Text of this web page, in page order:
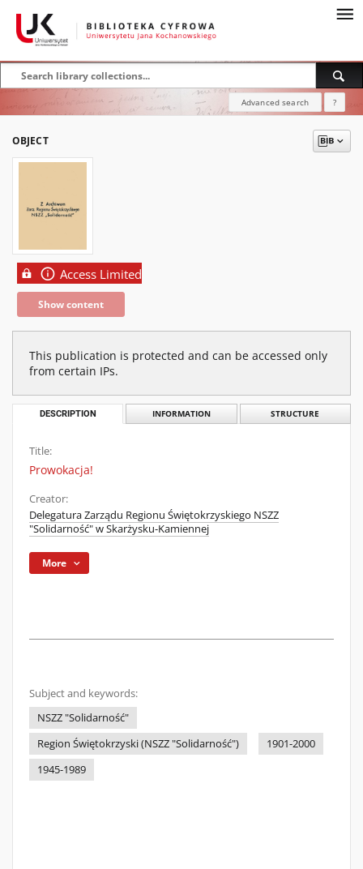
Advanced search ?
OBJECT
Access Limited
Show content
This publication is protected and can be accessed only
from certain IPs.
DESCRIPTION INFORMATION STRUCTURE
Title:
Prowokacja!
Creator:
Delegatura Zarządu Regionu Świętokrzyskiego NSZZ
"Solidarność" w Skarżysku-Kamiennej
More
Subject and keywords:
NSZZ "Solidarność"
Region Świętokrzyski (NSZZ "Solidarność")
1901-2000
1945-1989